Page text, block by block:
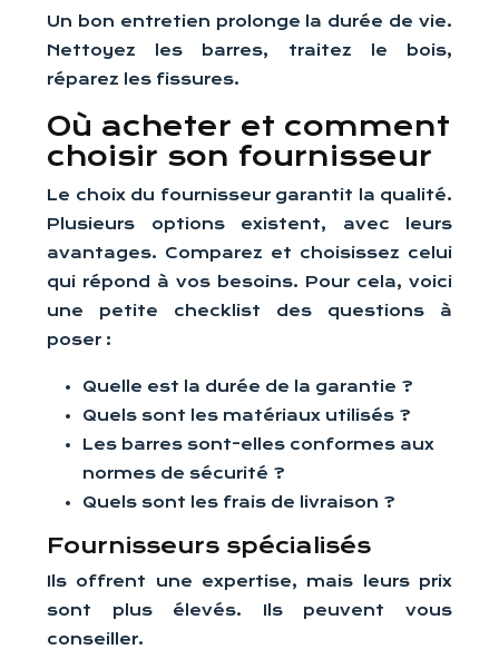
Un bon entretien prolonge la durée de vie.
Nettoyez les barres, traitez le bois,
réparez les fissures.
Où acheter et comment
choisir son fournisseur
Le choix du fournisseur garantit la qualité.
Plusieurs options existent, avec leurs
avantages. Comparez et choisissez celui
qui répond à vos besoins. Pour cela, voici
une petite checklist des questions à
poser :
Quelle est la durée de la garantie ?
Quels sont les matériaux utilisés ?
Les barres sont-elles conformes aux
normes de sécurité ?
Quels sont les frais de livraison ?
Fournisseurs spécialisés
Ils offrent une expertise, mais leurs prix
sont plus élevés. Ils peuvent vous
conseiller.